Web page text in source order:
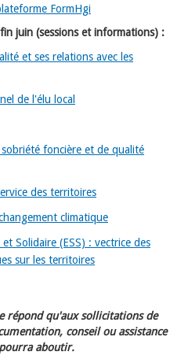
FormHgi
juin (sessions et informations) :
et ses relations avec les
de l'élu local
foncière et de qualité
des territoires
climatique
Solidaire (ESS) : vectrice des
sur les territoires
répond qu'aux sollicitations de
conseil ou assistance
aboutir.